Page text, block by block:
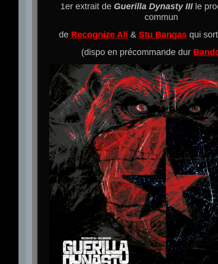
1er extrait de Guerilla Dynasty IIIle
commun
de Recognize Ali & Stu Bangasqui
(dispo en précommande dur